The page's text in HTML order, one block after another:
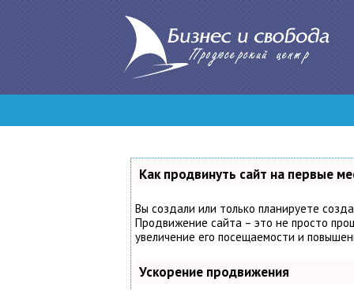
Как продвинуть сайт на первые
Вы создали или только планируете
Продвижение сайта – это не просто
увеличение его посещаемости и
Ускорение продвижения